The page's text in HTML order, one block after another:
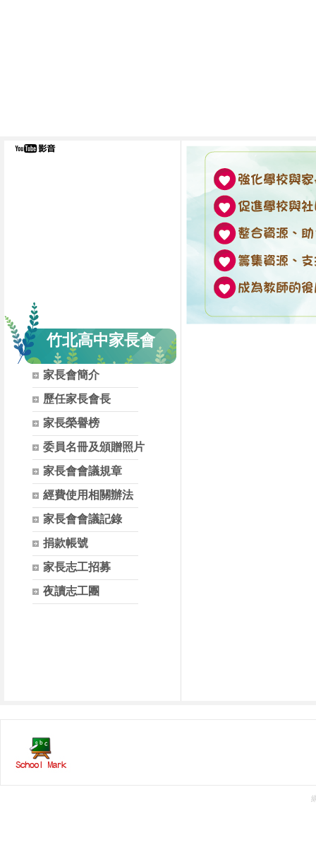
竹北高中家長會
家長會簡介
歷任家長會長
家長榮譽榜
委員名冊及頒贈照片
家長會會議規章
經費使用相關辦法
家長會會議記錄
捐款帳號
家長志工招募
夜讀志工團